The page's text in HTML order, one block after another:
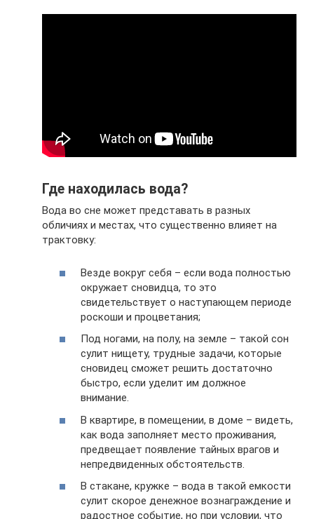
Где находилась вода?
Вода во сне может представать в разных
обличиях и местах, что существенно влияет на
трактовку:
Везде вокруг себя – если вода полностью
окружает сновидца, то это
свидетельствует о наступающем периоде
роскоши и процветания;
Под ногами, на полу, на земле – такой сон
сулит нищету, трудные задачи, которые
сновидец сможет решить достаточно
быстро, если уделит им должное
внимание.
В квартире, в помещении, в доме – видеть,
как вода заполняет место проживания,
предвещает появление тайных врагов и
непредвиденных обстоятельств.
В стакане, кружке – вода в такой емкости
сулит скорое денежное вознаграждение и
радостное событие, но при условии, что